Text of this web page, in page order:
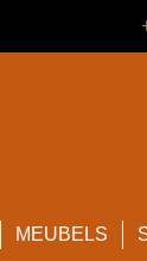
MEUBELS